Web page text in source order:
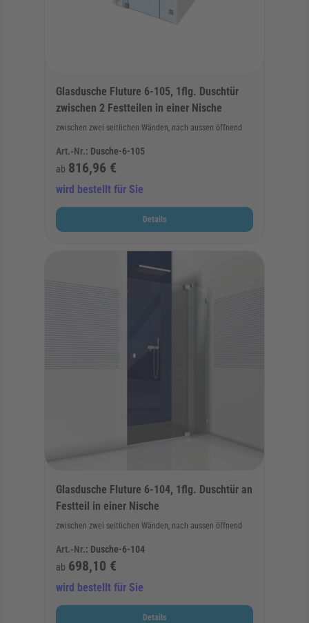
Glasdusche Fluture 6-105, 1flg. Duschtür
zwischen 2 Festteilen in einer Nische
zwischen zwei seitlichen Wänden, nach aussen öffnend
Art.-Nr.: Dusche-6-105
ab 816,96 €
wird bestellt für Sie
Details
Glasdusche Fluture 6-104, 1flg. Duschtür an
Festteil in einer Nische
zwischen zwei seitlichen Wänden, nach aussen öffnend
Art.-Nr.: Dusche-6-104
ab 698,10 €
wird bestellt für Sie
Details